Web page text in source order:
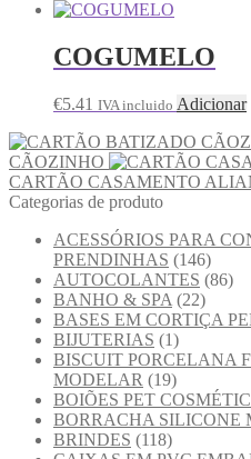
COGUMELO
€5.41 IVA incluido Adicionar
CÃOZINHO
CARTÃO CASAMENTO
Categorias de produto
ACESSÓRIOS PARA
PRENDINHAS (146)
AUTOCOLANTES (86)
BANHO & SPA (22)
BASES EM CORTIÇA
BIJUTERIAS (1)
BISCUIT PORCELANA
MODELAR (19)
BOIÕES PET
BORRACHA SILICONE
BRINDES (118)